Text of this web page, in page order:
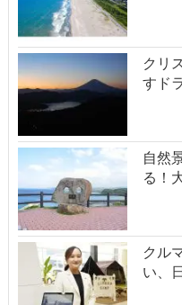
クリ
すド
自然
る！
クル
い、